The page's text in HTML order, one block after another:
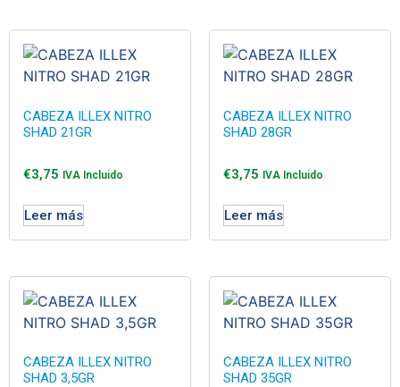
CABEZA ILLEX NITRO
SHAD 21GR
€3,75 IVA Incluido
Leer más
CABEZA ILLEX NITRO
SHAD 28GR
€3,75 IVA Incluido
Leer más
CABEZA ILLEX NITRO
SHAD 3,5GR
CABEZA ILLEX NITRO
SHAD 35GR